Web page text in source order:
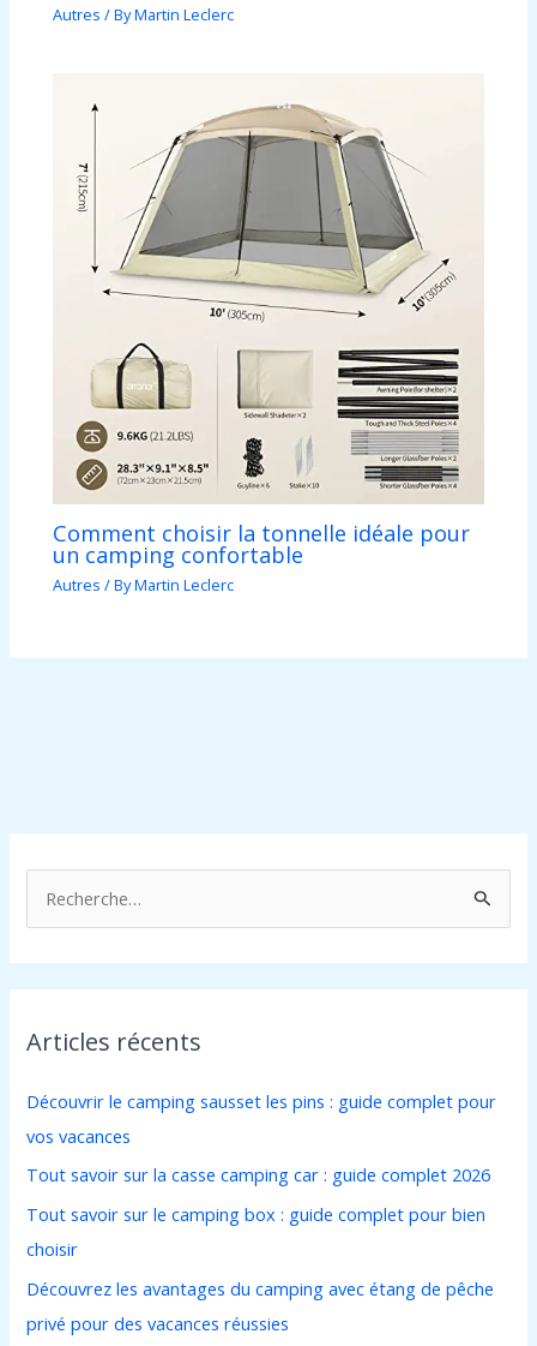
Autres / ByMartin Leclerc
Comment choisir la tonnelle idéale pour
un camping confortable
Autres / ByMartin Leclerc
e
c
e
c
h
e
r
:
Articles récents
Découvrir le camping sausset les pins : guide complet pour
vos vacances
Tout savoir sur la casse camping car : guide complet 2026
Tout savoir sur le camping box : guide complet pour bien
choisir
Découvrez les avantages du camping avec étang de pêche
privé pour des vacances réussies